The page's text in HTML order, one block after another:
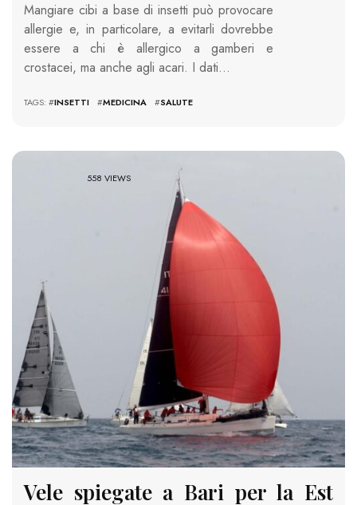
Mangiare cibi a base di insetti può provocare
allergie e, in particolare, a evitarli dovrebbe
essere a chi è allergico a gamberi e
crostacei, ma anche agli acari. I dati…
TAGS: #INSETTI #MEDICINA #SALUTE
558 VIEWS
Vele spiegate a Bari per la Est